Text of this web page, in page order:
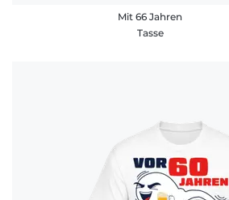
Mit 66 Jahren
Tasse